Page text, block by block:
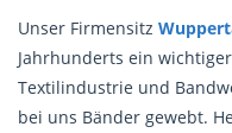
Unser Firmensitz
Jahrhunderts ein
Textilindustrie und
bei uns Bänder gewebt.